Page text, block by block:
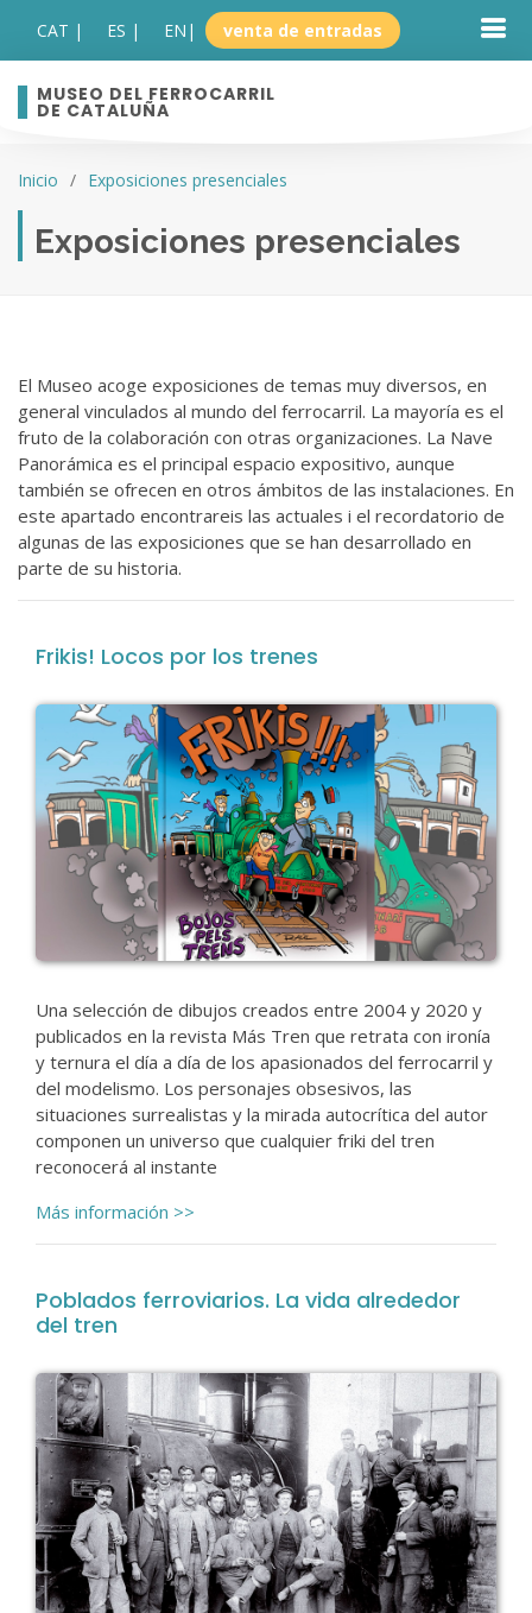
CAT | ES | EN | venta de entradas
MUSEO DEL FERROCARRIL
DE CATALUÑA
Inicio Exposiciones presenciales
Exposiciones presenciales
El Museo acoge exposiciones de temas muy diversos, en
general vinculados al mundo del ferrocarril. La mayoría es el
fruto de la colaboración con otras organizaciones. La Nave
Panorámica es el principal espacio expositivo, aunque
también se ofrecen en otros ámbitos de las instalaciones. En
este apartado encontrareis las actuales i el recordatorio de
algunas de las exposiciones que se han desarrollado en
parte de su historia.
Frikis! Locos por los trenes
Una selección de dibujos creados entre 2004 y 2020 y
publicados en la revista Más Tren que retrata con ironía
y ternura el día a día de los apasionados del ferrocarril y
del modelismo. Los personajes obsesivos, las
situaciones surrealistas y la mirada autocrítica del autor
componen un universo que cualquier friki del tren
reconocerá al instante
Más información >>
Poblados ferroviarios. La vida alrededor
del tren